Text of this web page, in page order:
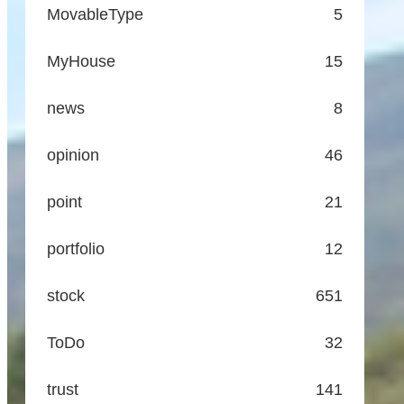
MovableType 5
MyHouse 15
news 8
opinion 46
point 21
portfolio 12
stock 651
ToDo 32
trust 141